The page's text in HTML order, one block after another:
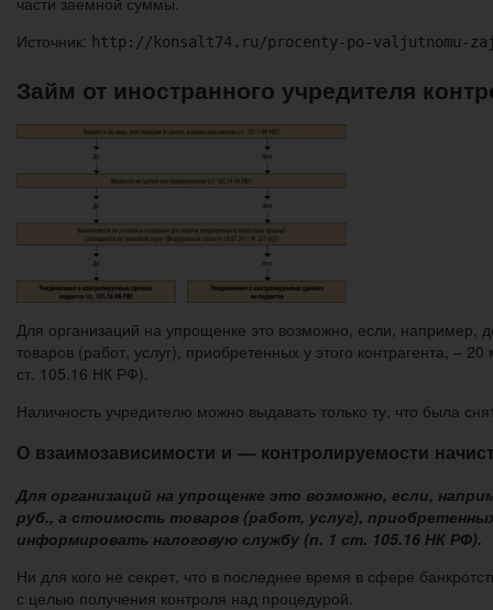
Источник: http://konsalt74.ru/procenty-po-valjutnomu-
Займ от иностранного учредителя
Для организаций на упрощенке это возможно, если, например,
товаров (работ, услуг), приобретенных у этого контрагента, –
ст. 105.16 НК РФ).
Наличность учредителю можно выдавать только ту, что была
О взаимозависимости и — контролируемости
Для организаций на упрощенке это возможно, если,
руб., а стоимость товаров (работ, услуг),
информировать налоговую службу (п. 1 ст. 105.16 НК РФ).
Ни для кого не секрет, что в последнее время в сфере
с целью получения контроля над процедурой.